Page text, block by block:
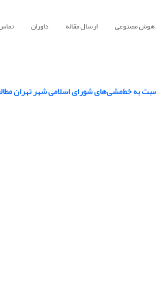
هوش مصنوعی ارسال مقاله داوران
به خط‌مشی‌های شورای اسلامی شهر تهران